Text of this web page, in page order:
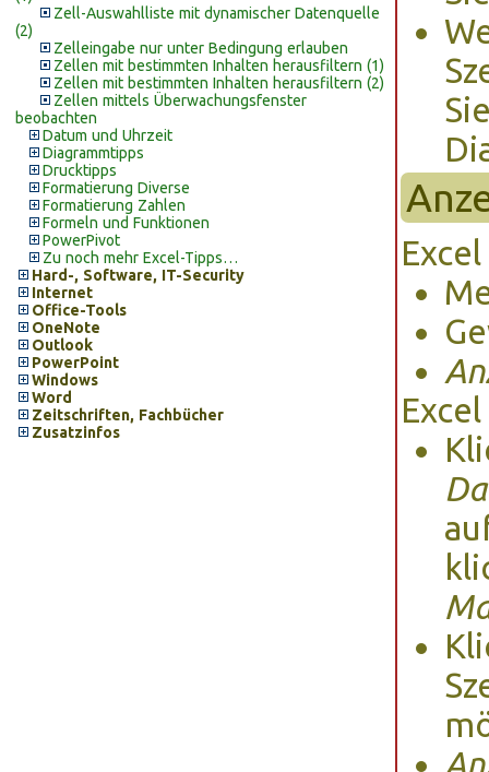
Zell-Auswahlliste mit dynamischer Datenquelle
(2)
Zelleingabe nur unter Bedingung erlauben
Zellen mit bestimmten Inhalten herausfiltern (1)
Zellen mit bestimmten Inhalten herausfiltern (2)
Zellen mittels Überwachungsfenster
beobachten
Datum und Uhrzeit
Diagrammtipps
Drucktipps
Formatierung Diverse
Formatierung Zahlen
Formeln und Funktionen
PowerPivot
Zu noch mehr Excel-Tipps…
Hard-, Software, IT-Security
Internet
Office-Tools
OneNote
Outlook
PowerPoint
Windows
Word
Zeitschriften, Fachbücher
Zusatzinfos